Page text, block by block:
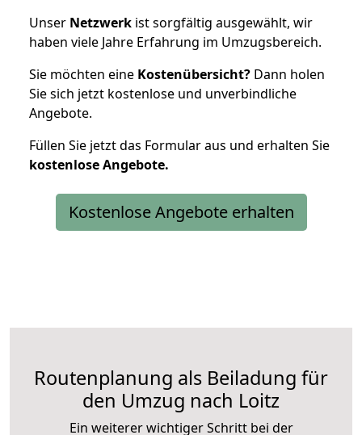
Unser Netzwerk ist sorgfältig ausgewählt, wir
haben viele Jahre Erfahrung im Umzugsbereich.
Sie möchten eine Kostenübersicht? Dann holen
Sie sich jetzt kostenlose und unverbindliche
Angebote.
Füllen Sie jetzt das Formular aus und erhalten Sie
kostenloseAngebote.
Kostenlose Angebote erhalten
Routenplanung als Beiladung für
den Umzug nach Loitz
Ein weiterer wichtiger Schritt bei der